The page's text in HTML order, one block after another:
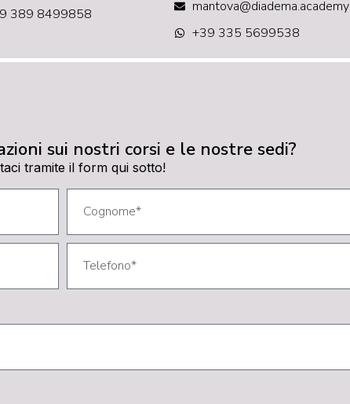
389 8499858
mantova@diadema.academy
+39 335 5699538
sui nostri corsi e le nostre sedi?
tramite il form qui sotto!